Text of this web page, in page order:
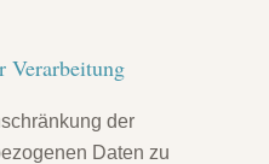
Verarbeitung
der
Daten zu